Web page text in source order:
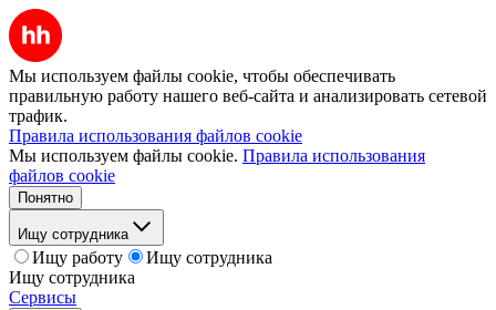
Мы используем файлы cookie, чтобы обеспечивать
правильную работу нашего веб-сайта и анализировать сетевой
трафик.
Правила использования файлов cookie
Мы используем файлы cookie. Правила использования
файлов cookie
Понятно
Ищу сотрудника
Ищу работу
Ищу сотрудника
Ищу сотрудника
Сервисы